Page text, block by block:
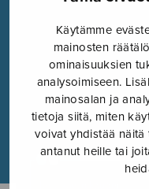
Käytämme
mainosten
ominaisuuksien
analysoimiseen.
mainosalan ja
tietoja siitä, miten
voivat yhdistää
antanut heille tai